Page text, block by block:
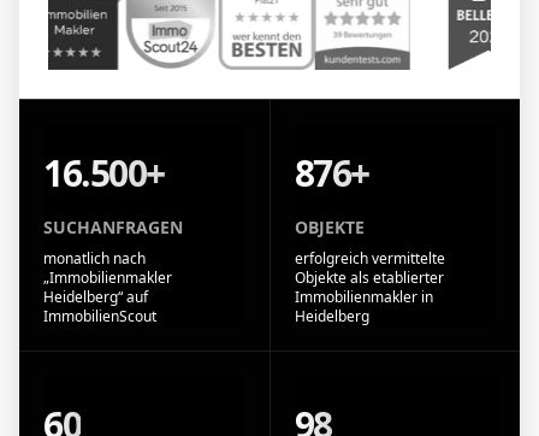
16.500+
SUCHANFRAGEN
monatlich nach
„Immobilienmakler
Heidelberg“ auf
ImmobilienScout
876+
OBJEKTE
erfolgreich vermittelte
Objekte als etablierter
Immobilienmakler in
Heidelberg
60 98